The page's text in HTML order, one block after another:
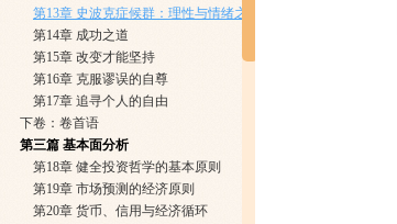
第13章 史波克症候群：理性与情绪之间的战争
第14章 成功之道
第15章 改变才能坚持
第16章 克服谬误的自尊
第17章 追寻个人的自由
下卷：卷首语
第三篇 基本面分析
第18章 健全投资哲学的基本原则
第19章 市场预测的经济原则
第20章 货币、信用与经济循环